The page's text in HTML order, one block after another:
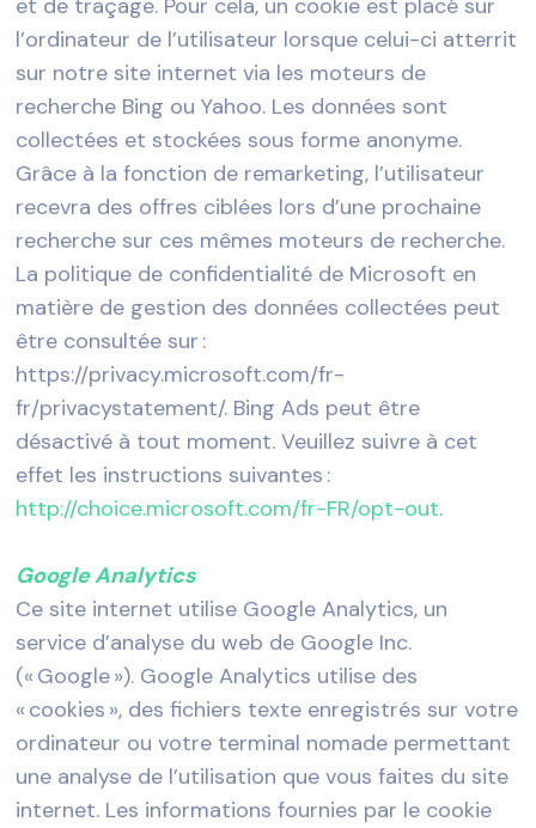
et de traçage. Pour cela, un cookie est placé sur
l’ordinateur de l’utilisateur lorsque celui-ci atterrit
sur notre site internet via les moteurs de
recherche Bing ou Yahoo. Les données sont
collectées et stockées sous forme anonyme.
Grâce à la fonction de remarketing, l’utilisateur
recevra des offres ciblées lors d’une prochaine
recherche sur ces mêmes moteurs de recherche.
La politique de confidentialité de Microsoft en
matière de gestion des données collectées peut
être consultée sur :
https://privacy.microsoft.com/fr-
fr/privacystatement/. Bing Ads peut être
désactivé à tout moment. Veuillez suivre à cet
effet les instructions suivantes :
http://choice.microsoft.com/fr-FR/opt-out.
Google Analytics
Ce site internet utilise Google Analytics, un
service d’analyse du web de Google Inc.
(« Google »). Google Analytics utilise des
« cookies », des fichiers texte enregistrés sur votre
ordinateur ou votre terminal nomade permettant
une analyse de l’utilisation que vous faites du site
internet. Les informations fournies par le cookie